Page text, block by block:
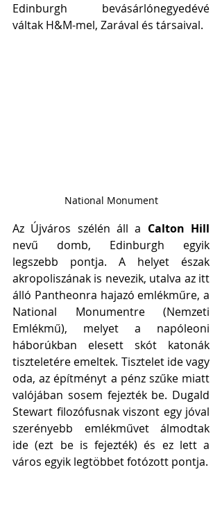
Edinburgh bevásárlónegyedévé
váltak H&M-mel, Zarával és társaival.
National Monument
Az Újváros szélén áll a Calton Hill
nevű domb, Edinburgh egyik
legszebb pontja. A helyet észak
akropoliszának is nevezik, utalva az itt
álló Pantheonra hajazó emlékműre, a
National Monumentre (Nemzeti
Emlékmű), melyet a napóleoni
háborúkban elesett skót katonák
tiszteletére emeltek. Tisztelet ide vagy
oda, az építményt a pénz szűke miatt
valójában sosem fejezték be. Dugald
Stewart filozófusnak viszont egy jóval
szerényebb emlékművet álmodtak
ide (ezt be is fejezték) és ez lett a